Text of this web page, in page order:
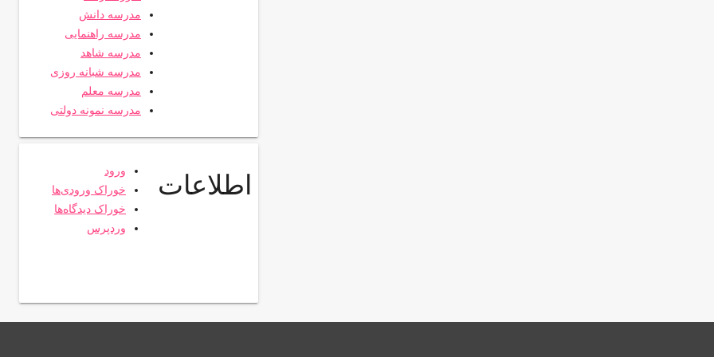
مدرسه دانش
مدرسه راهنمایی
مدرسه شاهد
مدرسه شبانه روزی
مدرسه معلم
مدرسه نمونه دولتی
اطلاعات
ورود
خوراک ورودی‌ها
خوراک دیدگاه‌ها
وردپرس